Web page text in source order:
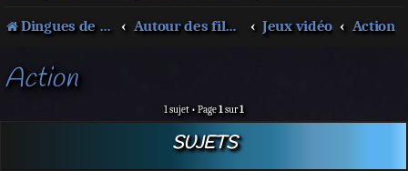
Dingues de séries télé ! Autour des films et séries Jeux vidéo Action
Action
1 sujet • Page1sur1
SUJETS